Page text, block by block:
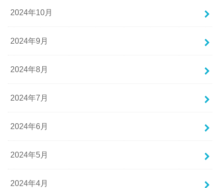
2024年10月
2024年9月
2024年8月
2024年7月
2024年6月
2024年5月
2024年4月